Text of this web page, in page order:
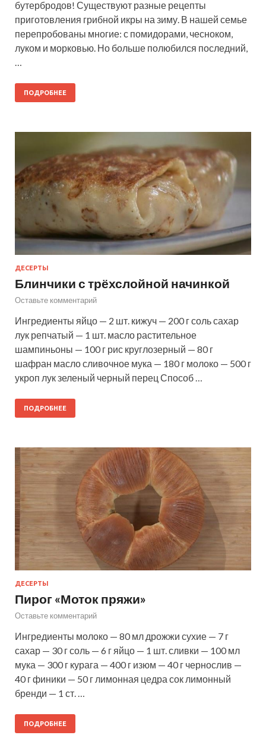
бутербродов! Существуют разные рецепты
приготовления грибной икры на зиму. В нашей семье
перепробованы многие: с помидорами, чесноком,
луком и морковью. Но больше полюбился последний,
ПОДРОБНЕЕ
ДЕСЕРТЫ
Блинчики с трёхслойной начинкой
Оставьте комментарий
Ингредиенты яйцо — 2 шт. кижуч — 200 г соль сахар
лук репчатый — 1 шт. масло растительное
шампиньоны — 100 г рис круглозерный — 80 г
шафран масло сливочное мука — 180 г молоко — 500 г
укроп лук зеленый черный перец Способ …
ПОДРОБНЕЕ
ДЕСЕРТЫ
Пирог «Моток пряжи»
Оставьте комментарий
Ингредиенты молоко — 80 мл дрожжи сухие — 7 г
сахар — 30 г соль — 6 г яйцо — 1 шт. сливки — 100 мл
мука — 300 г курага — 400 г изюм — 40 г чернослив —
40 г финики — 50 г лимонная цедра сок лимонный
бренди — 1 ст. …
ПОДРОБНЕЕ